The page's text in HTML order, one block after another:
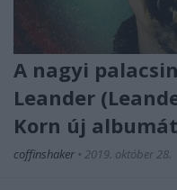
A nagyi
Leander
Korn új
coffinshaker • 2019. október 28.